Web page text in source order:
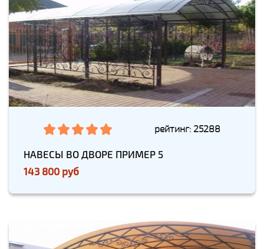
рейтинг: 25288
НАВЕСЫ ВО ДВОРЕ ПРИМЕР 5
143 800 руб